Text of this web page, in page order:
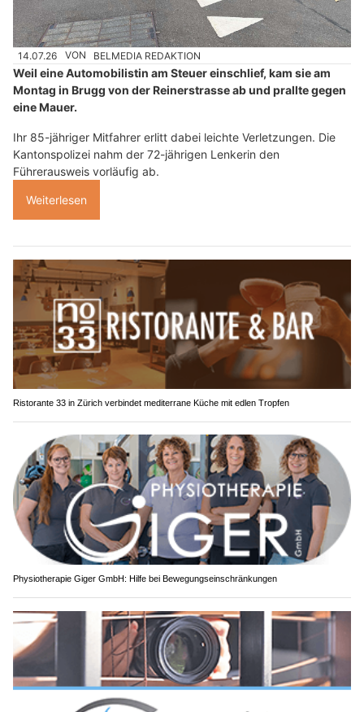
14.07.26 VON BELMEDIA REDAKTION
Weil eine Automobilistin am Steuer einschlief, kam sie am
Montag in Brugg von der Reinerstrasse ab und prallte gegen
eine Mauer.
Ihr 85-jähriger Mitfahrer erlitt dabei leichte Verletzungen. Die
Kantonspolizei nahm der 72-jährigen Lenkerin den
Führerausweis vorläufig ab.
Weiterlesen
Ristorante 33 in Zürich verbindet mediterrane Küche mit edlen Tropfen
Physiotherapie Giger GmbH: Hilfe bei Bewegungseinschränkungen